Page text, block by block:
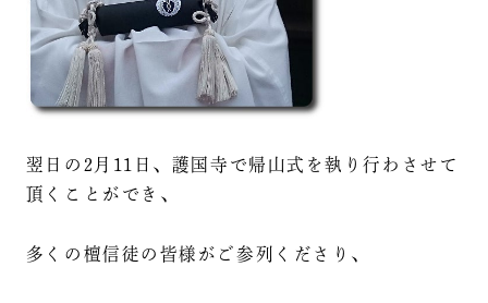
翌日の2月11日、護国寺で帰山式を執り行わさせて
頂くことができ、
多くの檀信徒の皆様がご参列くださり、